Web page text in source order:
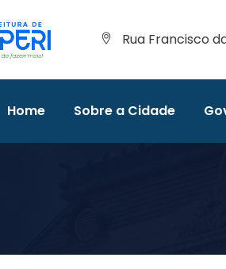
Rua Francisco
Home Sobre a Cidade